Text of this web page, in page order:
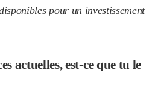
pour un investissement
actuelles, est-ce que tu le